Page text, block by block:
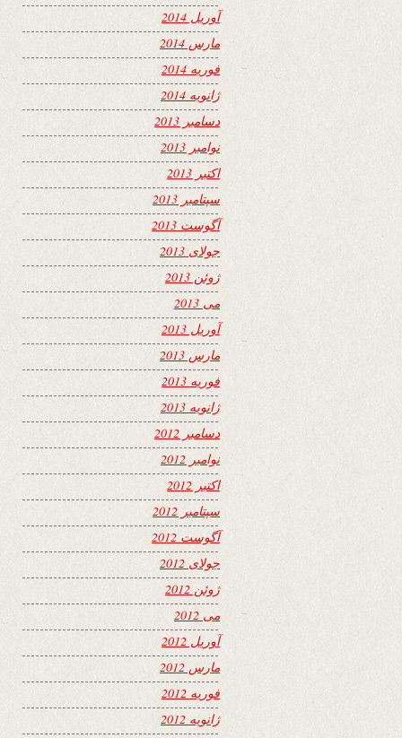
آوریل 2014
مارس 2014
فوریه 2014
ژانویه 2014
دسامبر 2013
نوامبر 2013
اکتبر 2013
سپتامبر 2013
آگوست 2013
جولای 2013
ژوئن 2013
می 2013
آوریل 2013
مارس 2013
فوریه 2013
ژانویه 2013
دسامبر 2012
نوامبر 2012
اکتبر 2012
سپتامبر 2012
آگوست 2012
جولای 2012
ژوئن 2012
می 2012
آوریل 2012
مارس 2012
فوریه 2012
ژانویه 2012